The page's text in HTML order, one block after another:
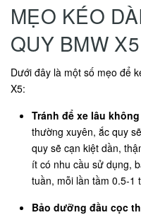
MẸO KÉO
QUY BMW X5
Dưới đây là một số mẹo để
X5:
Tránh để xe lâu
thường xuyên, ắc quy
quy sẽ cạn kiệt dần,
ít có nhu cầu sử dụng,
tuần, mỗi lần tầm 0.5-1
Bảo dưỡng đầu cọc